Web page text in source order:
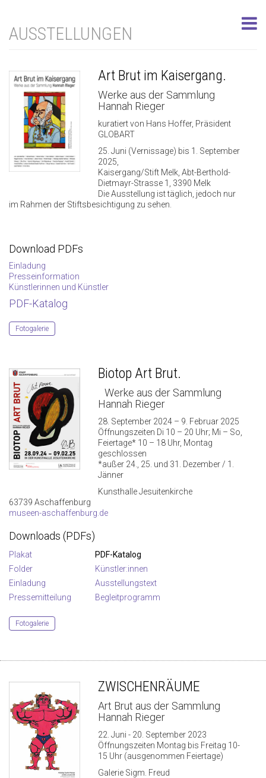
AUSSTELLUNGEN
Art Brut im Kaisergang.
Werke aus der Sammlung
Hannah Rieger
kuratiert von Hans Hoffer, Präsident
GLOBART
25. Juni (Vernissage) bis 1. September
2025,
Kaisergang/Stift Melk, Abt-Berthold-
Dietmayr-Strasse 1, 3390 Melk
Die Ausstellung ist täglich, jedoch nur
im Rahmen der Stiftsbesichtigung zu sehen.
Download PDFs
Einladung
Presseinformation
Künstlerinnen und Künstler
PDF-Katalog
Fotogalerie
Biotop Art Brut.
Werke aus der Sammlung
Hannah Rieger
28. September 2024 – 9. Februar 2025
Öffnungszeiten Di 10 – 20 Uhr; Mi – So,
Feiertage* 10 – 18 Uhr, Montag
geschlossen
*außer 24., 25. und 31. Dezember / 1.
Jänner
Kunsthalle Jesuitenkirche
63739 Aschaffenburg
museen-aschaffenburg.de
Downloads (PDFs)
Plakat
Folder
Einladung
Pressemitteilung
PDF-Katalog
Künstler:innen
Ausstellungstext
Begleitprogramm
Fotogalerie
ZWISCHENRÄUME
Art Brut aus der Sammlung
Hannah Rieger
22. Juni - 20. September 2023
Öffnungszeiten Montag bis Freitag 10-
15 Uhr (ausgenommen Feiertage)
Galerie Sigm. Freud